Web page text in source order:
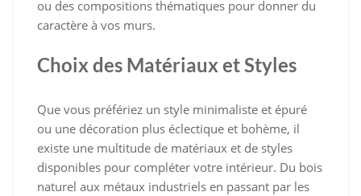
ou des compositions thématiques pour donner du
caractère à vos murs.
Choix des Matériaux et Styles
Que vous préfériez un style minimaliste et épuré
ou une décoration plus éclectique et bohème, il
existe une multitude de matériaux et de styles
disponibles pour compléter votre intérieur. Du bois
naturel aux métaux industriels en passant par les